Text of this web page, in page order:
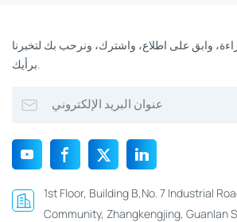
وابق على اطلاع، واشترك، ونرحب بك لتخبرنا
1st Floor, Building B,No. 7 Industrial
Community, Zhangkengjing, Guanlan